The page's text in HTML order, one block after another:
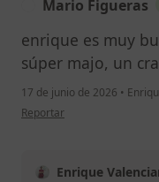
Mario Figueras
enrique es muy
súper majo, un
17 de junio de 2026 •
en opinión del usuario Mario
Reportar
Enrique